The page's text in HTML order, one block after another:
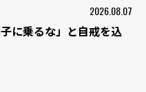
2026.08.07
に乗るな」と自戒を込